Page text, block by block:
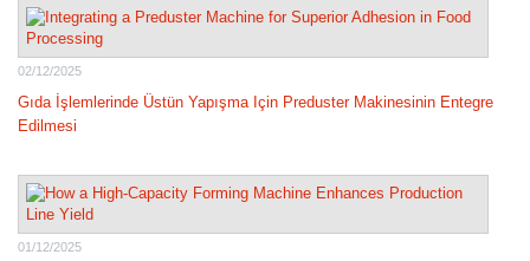
02/12/2025
Gıda İşlemlerinde Üstün Yapışma Için Preduster Makinesinin Entegre
Edilmesi
01/12/2025